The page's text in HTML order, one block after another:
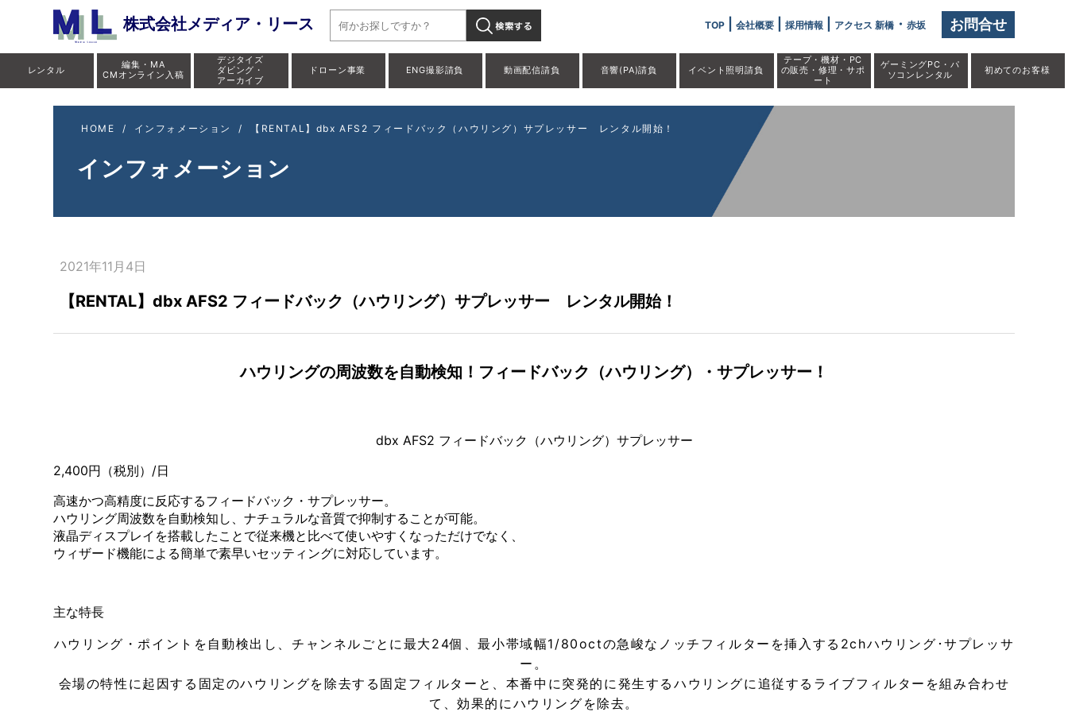
株式会社メディア・リース お問合せ
TOP| 会社概要| 採用情報 アクセス 新橋・ 赤坂
レンタル
編集・MA
CMオンライン入稿
デジタイズ
ダビング・
アーカイブ
ドローン事業 ENG撮影請負 動画配信請負 音響(PA)請負 イベント照明請負
テープ・機材・PC
の販売・修理・サポ
ート
ゲーミングPC・パ
ソコンレンタル
初めてのお客様
HOME / インフォメーション / 【RENTAL】dbx AFS2 フィードバック（ハウリング）サプレッサー レンタル開始！
インフォメーション
2021年11月4日
【RENTAL】dbx AFS2 フィードバック（ハウリング）サプレッサー レンタル開始！
ハウリングの周波数を自動検知！フィードバック（ハウリング）・サプレッサー！
dbx AFS2 フィードバック（ハウリング）サプレッサー
2,400円（税別）/日
高速かつ高精度に反応するフィードバック・サプレッサー。
ハウリング周波数を自動検知し、ナチュラルな音質で抑制することが可能。
液晶ディスプレイを搭載したことで従来機と比べて使いやすくなっただけでなく、
ウィザード機能による簡単で素早いセッティングに対応しています。
主な特長
ハウリング・ポイントを自動検出し、チャンネルごとに最大24個、最小帯域幅1/80octの急峻なノッチフィルターを挿入する2chハウリング･サプレッサ
ー。
会場の特性に起因する固定のハウリングを除去する固定フィルターと、本番中に突発的に発生するハウリングに追従するライブフィルターを組み合わせ
て、効果的にハウリングを除去。